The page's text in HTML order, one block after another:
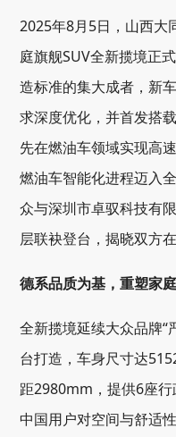
2025年8月5日，山西
庭旗舰SUV全新揽境正
造标准的集大成者，新
求深度优化，并首发搭
先在燃油车领域实现高
燃油车智能化进程迈入
众与深圳市卓驭科技有
层联袂登台，揭晓双方
德系品质为基，重塑家
全新揽境延续大众品牌“
台打造，车身尺寸达
距2980mm，提供6座
中国用户对空间与舒适